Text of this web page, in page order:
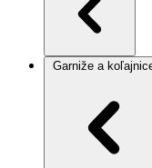
Garniže a